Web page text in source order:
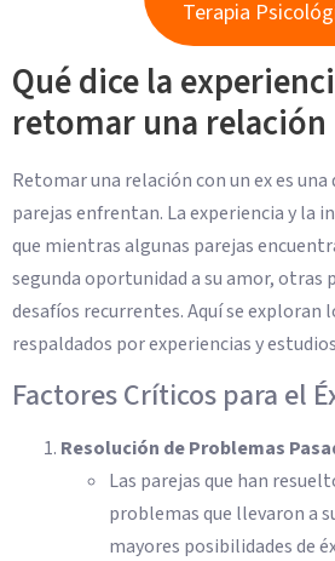
Terapia
Qué dice la
retomar una relación
Retomar una relación con un ex es una
parejas enfrentan. La experiencia y la
que mientras algunas parejas
segunda oportunidad a su amor, otras
desafíos recurrentes. Aquí se exploran
respaldados por experiencias y
Factores Críticos para el
Resolución de Problemas
Las parejas que han
problemas que llevaron a
mayores posibilidades de